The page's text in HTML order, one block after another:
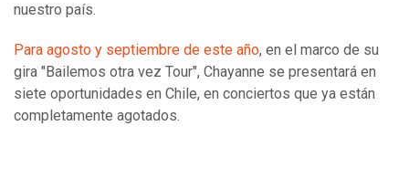
nuestro país.
Para agosto y septiembre de este año, en el marco de su
gira "Bailemos otra vez Tour", Chayanne se presentará en
siete oportunidades en Chile, en conciertos que ya están
completamente agotados.